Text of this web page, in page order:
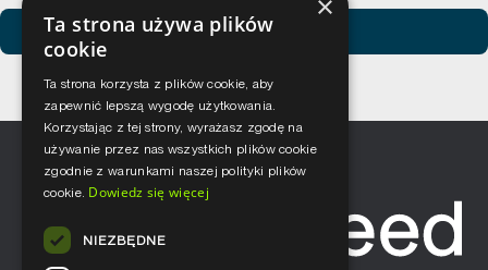
Zobacz usługi Netceed
Ta strona używa plików
cookie
Ta strona korzysta z plików cookie, aby
zapewnić lepszą wygodę użytkowania.
Korzystając z tej strony, wyrażasz zgodę na
używanie przez nas wszystkich plików cookie
zgodnie z warunkami naszej polityki plików
cookie. Dowiedz się więcej
NIEZBĘDNE